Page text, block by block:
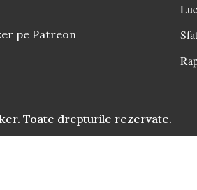
pe Patreon
Toate drepturile rezervate.